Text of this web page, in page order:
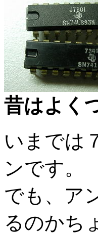
昔はよく
いまでは
ンです。
でも、ア
るのかち